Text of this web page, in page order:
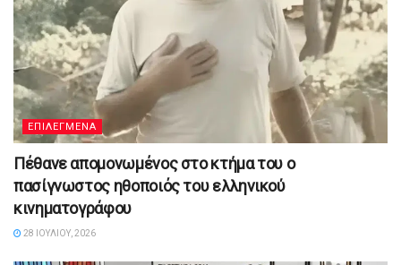
ΕΠΙΛΕΓΜΕΝΑ
Πέθανε απομονωμένος στο κτήμα του ο
πασίγνωστος ηθοποιός του ελληνικού
κινηματογράφου
28 ΙΟΥΛΊΟΥ, 2026